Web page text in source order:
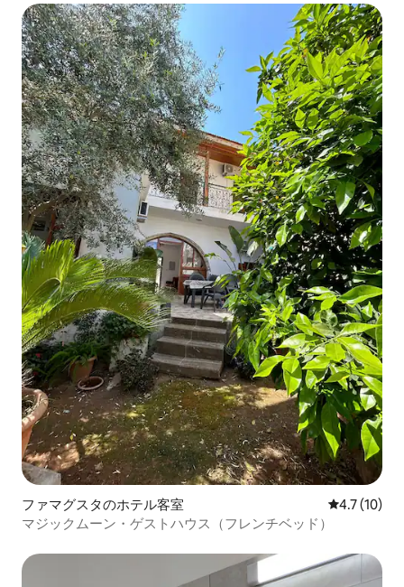
ファマグスタのホテル客室 レビュー10
4.7 (10)
マジックムーン・ゲストハウス（フレンチベッド）